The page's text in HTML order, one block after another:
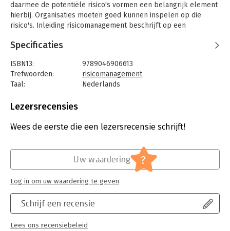
daarmee de potentiële risico's vormen een belangrijk element
hierbij. Organisaties moeten goed kunnen inspelen op die
risico's. Inleiding risicomanagement beschrijft op een
Door de diverse stappen van het risicomanagementproces te
waaraan organisaties blootgesteld worden, om vervolgens
verantwoorde keuzes te maken bij de mogelijke beheersing
van de risico's.
Hoofdstuk 1 beschrijft de geschiedenis rondom de begrippen
Hoofdstuk 2 gaat in op enkele basisbegrippen die van
In hoofdstuk 3 worden deze begrippen gekoppeld aan diverse
risicomanagementraamwerken en uiteindelijk aan het
risicomanagementproces worden in de daaropvolgende
hoofdstukken 4 tot en met 8 uitgebreid behandeld vanuit
verschillende perspectieven en invalshoeken.
Bij dit boek hoort een website met extra studiemateriaal. Dit
Specificaties
ISBN13:
9789046906613
Trefwoorden:
risicomanagement
Taal:
Nederlands
Uitgever:
Verschijningsdatum:
4-2-2019
Algemeen management
Lezersrecensies
Wees de eerste die een lezersrecensie schrijft!
Schrijf een recensie
Lees ons recensiebeleid
Uw waardering ?
Log in om uw waardering te geven